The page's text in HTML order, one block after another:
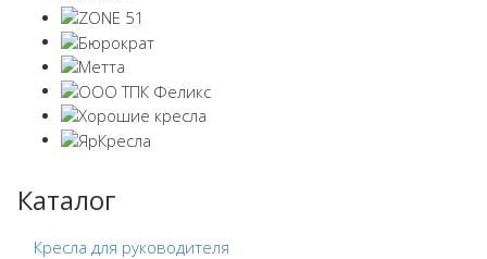
Каталог
Кресла для руководителя